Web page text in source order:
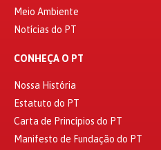
Meio Ambiente
Notícias do PT
CONHEÇA O PT
Nossa História
Estatuto do PT
Carta de Princípios do PT
Manifesto de Fundação do PT